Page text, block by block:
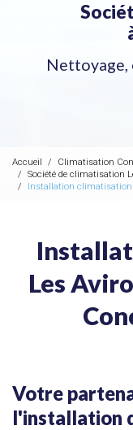
Nettoyage,
Accueil
Climatisation
Société de climatisation
Installation climatisation
Les
Votre
l'installation